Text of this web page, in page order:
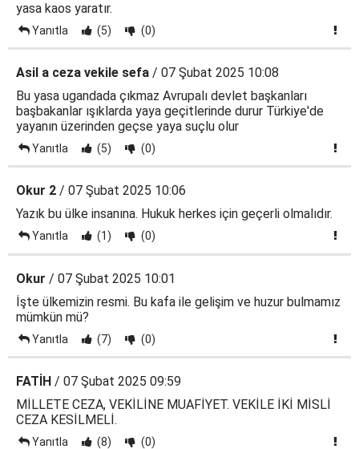
yasa kaos yaratır.
Yanıtla (5) (0)
Asil a ceza vekile sefa / 07 Şubat 2025 10:08
Bu yasa ugandada çıkmaz Avrupalı devlet başkanları
başbakanlar ışıklarda yaya geçitlerinde durur Türkiye'de
yayanın üzerinden geçse yaya suçlu olur
Yanıtla (5) (0)
Okur 2 / 07 Şubat 2025 10:06
Yazık bu ülke insanına. Hukuk herkes için geçerli olmalıdır.
Yanıtla (1) (0)
Okur / 07 Şubat 2025 10:01
İşte ülkemizin resmi. Bu kafa ile gelişim ve huzur bulmamız
mümkün mü?
Yanıtla (7) (0)
FATİH / 07 Şubat 2025 09:59
MİLLETE CEZA, VEKİLİNE MUAFİYET. VEKİLE İKİ MİSLİ
CEZA KESİLMELİ.
Yanıtla (8) (0)